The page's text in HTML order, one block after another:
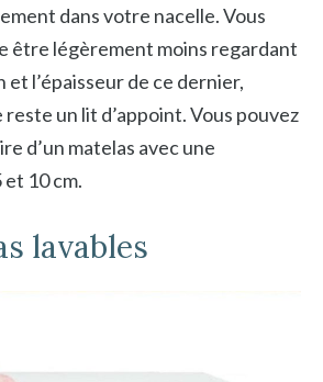
dans votre nacelle. Vous
être légèrement moins regardant
et l’épaisseur de ce dernier,
reste un lit d’appoint. Vous pouvez
d’un matelas avec une
10 cm.
lavables